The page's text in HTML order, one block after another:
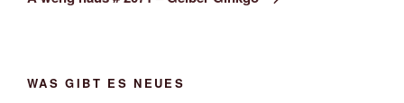
WAS GIBT ES NEUES